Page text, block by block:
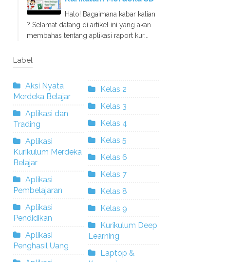
Halo! Bagaimana kabar kalian
? Selamat datang di artikel ini yang akan
membahas tentang aplikasi raport kur...
Label
Aksi Nyata
Merdeka Belajar
Aplikasi dan
Trading
Aplikasi
Kurikulum Merdeka
Belajar
Aplikasi
Pembelajaran
Aplikasi
Pendidikan
Aplikasi
Penghasil Uang
Kelas 2
Kelas 3
Kelas 4
Kelas 5
Kelas 6
Kelas 7
Kelas 8
Kelas 9
Kurikulum Deep
Learning
Laptop &